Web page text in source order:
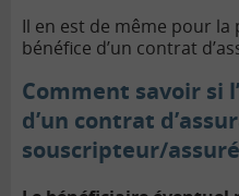
Il en est de même pour la
bénéfice d’un contrat
Comment savoir si
d’un contrat
souscripteur/